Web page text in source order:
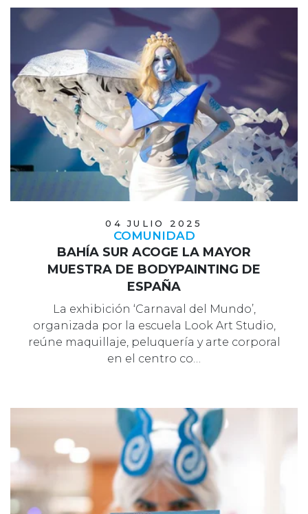
04 JULIO 2025
COMUNIDAD
BAHÍA SUR ACOGE LA MAYOR
MUESTRA DE BODYPAINTING DE
ESPAÑA
La exhibición ‘Carnaval del Mundo’,
organizada por la escuela Look Art Studio,
reúne maquillaje, peluquería y arte corporal
en el centro co…